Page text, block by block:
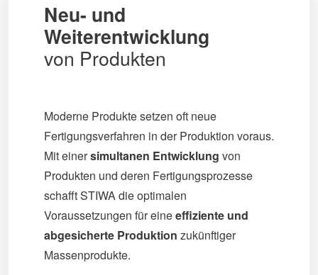
Neu- und
Weiterentwicklung
von Produkten
Moderne Produkte setzen oft neue
Fertigungsverfahren in der Produktion voraus.
Mit einersimultanen Entwicklung von
Produkten und deren Fertigungsprozesse
schafft STIWA die optimalen
Voraussetzungen für eineeffiziente und
abgesicherte Produktion zukünftiger
Massenprodukte.